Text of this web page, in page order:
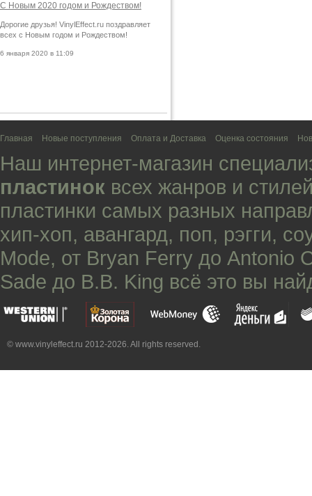
С Новым 2020 годом и Рождеством!
Дорогие друзья! VinylEffect.ru поздравляет
всех с Новым годом и Рождеством!
6 января 2020 в 11:09
Главная Новые поступления Оплата и Доставка Оценка состояния
Наш интернет-магазин
пластинок всех жанров и
пластинки самых разных
хип-хоп, авангард, поп, рэгги,
Mode, от Bryan Ferry до Antonio
Sade до B.B. King всё это вы
© www.vinyleffect.ru 2012-2026. All rights reserved.